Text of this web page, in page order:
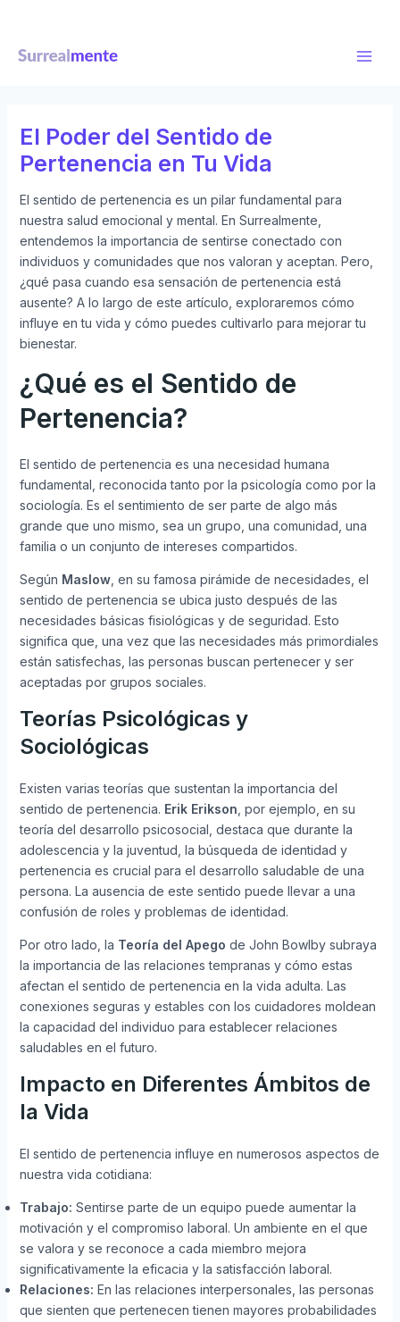
contenido
El Poder del Sentido de
Pertenencia en Tu Vida
El sentido de pertenencia es un pilar fundamental para
nuestra salud emocional y mental. En Surrealmente,
entendemos la importancia de sentirse conectado con
individuos y comunidades que nos valoran y aceptan. Pero,
¿qué pasa cuando esa sensación de pertenencia está
ausente? A lo largo de este artículo, exploraremos cómo
influye en tu vida y cómo puedes cultivarlo para mejorar tu
bienestar.
¿Qué es el Sentido de
Pertenencia?
El sentido de pertenencia es una necesidad humana
fundamental, reconocida tanto por la psicología como por la
sociología. Es el sentimiento de ser parte de algo más
grande que uno mismo, sea un grupo, una comunidad, una
familia o un conjunto de intereses compartidos.
Según Maslow, en su famosa pirámide de necesidades, el
sentido de pertenencia se ubica justo después de las
necesidades básicas fisiológicas y de seguridad. Esto
significa que, una vez que las necesidades más primordiales
están satisfechas, las personas buscan pertenecer y ser
aceptadas por grupos sociales.
Teorías Psicológicas y
Sociológicas
Existen varias teorías que sustentan la importancia del
sentido de pertenencia. Erik Erikson , por ejemplo, en su
teoría del desarrollo psicosocial, destaca que durante la
adolescencia y la juventud, la búsqueda de identidad y
pertenencia es crucial para el desarrollo saludable de una
persona. La ausencia de este sentido puede llevar a una
confusión de roles y problemas de identidad.
Por otro lado, la Teoría del Apego de John Bowlby subraya
la importancia de las relaciones tempranas y cómo estas
afectan el sentido de pertenencia en la vida adulta. Las
conexiones seguras y estables con los cuidadores moldean
la capacidad del individuo para establecer relaciones
saludables en el futuro.
Impacto en Diferentes Ámbitos de
la Vida
El sentido de pertenencia influye en numerosos aspectos de
nuestra vida cotidiana:
Trabajo: Sentirse parte de un equipo puede aumentar la
motivación y el compromiso laboral. Un ambiente en el que
se valora y se reconoce a cada miembro mejora
significativamente la eficacia y la satisfacción laboral.
Relaciones: En las relaciones interpersonales, las personas
que sienten que pertenecen tienen mayores probabilidades
entradas